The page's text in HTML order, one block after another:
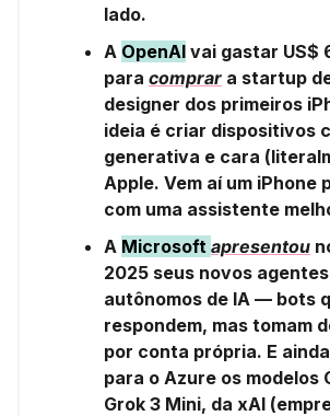
lado.
A OpenAI vai gastar US$
para comprar a startup
designer dos primeiros
ideia é criar dispositivos
generativa e cara
Apple. Vem aí um iPhone
com uma assistente
A Microsoft apresentou
2025 seus novos agentes
autônomos de IA — bots
respondem, mas tomam
por conta própria. E
para o Azure os modelos
Grok 3 Mini, da xAI